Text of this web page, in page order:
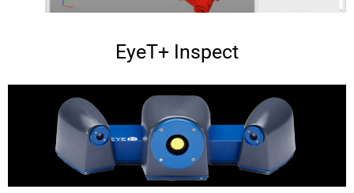
EyeT+ Inspect